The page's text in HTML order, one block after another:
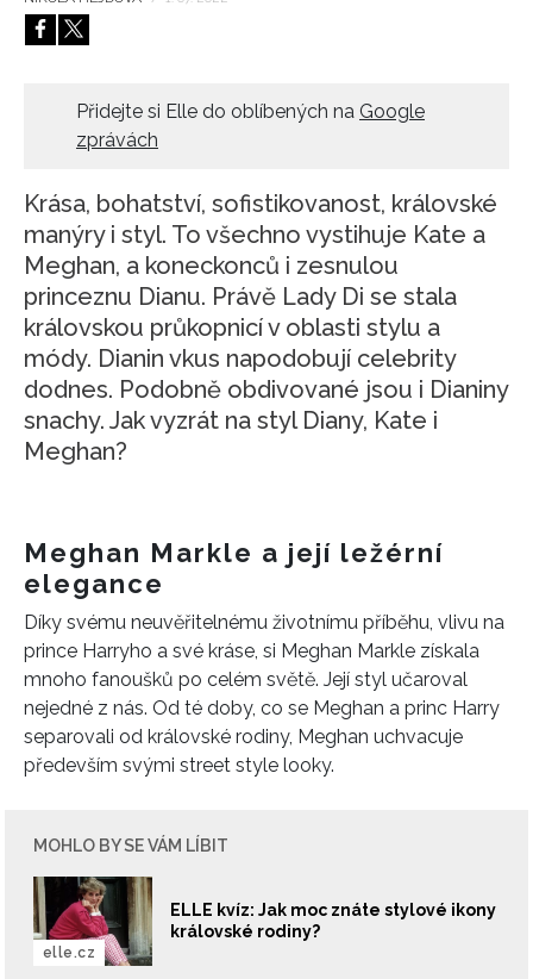
HOME
Přidejte si Elle do oblíbených na Google
zprávách
Krása, bohatství, sofistikovanost, královské
manýry i styl. To všechno vystihuje Kate a
Meghan, a koneckonců i zesnulou
princeznu Dianu. Právě Lady Di se stala
královskou průkopnicí v oblasti stylu a
módy. Dianin vkus napodobují celebrity
dodnes. Podobně obdivované jsou i Dianiny
snachy. Jak vyzrát na styl Diany, Kate i
Meghan?
Meghan Markle a její ležérní
elegance
Díky svému neuvěřitelnému životnímu příběhu, vlivu na
prince Harryho a své kráse, si Meghan Markle získala
mnoho fanoušků po celém světě. Její styl učaroval
nejedné z nás. Od té doby, co se Meghan a princ Harry
separovali od královské rodiny, Meghan uchvacuje
především svými street style looky.
MOHLO BY SE VÁM LÍBIT
ELLE kvíz: Jak moc znáte stylové ikony
královské rodiny?
elle.cz